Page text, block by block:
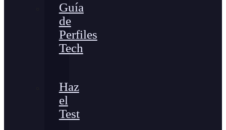
Guía
de
Perfiles
Tech
Haz
el
Test